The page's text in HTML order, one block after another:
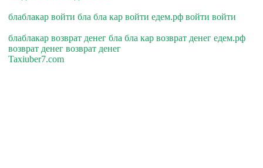
блаблакар войти бла бла кар войти едем.рф войти войти
блаблакар возврат денег бла бла кар возврат денег едем.рф
возврат денег возврат денег
Taxiuber7.com